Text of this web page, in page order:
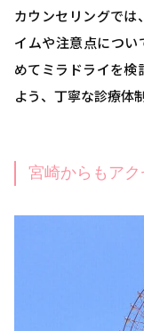
カウンセリングでは
イムや注意点につい
めてミラドライを検
よう、丁寧な診療体
宮崎からもア